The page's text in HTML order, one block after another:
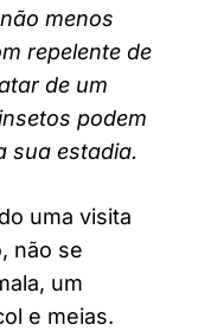
menos
repelente de
de um
podem
sua estadia.
uma visita
não se
um
e meias.